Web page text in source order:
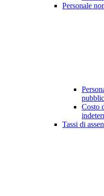
Personale
Costo
Tassi di